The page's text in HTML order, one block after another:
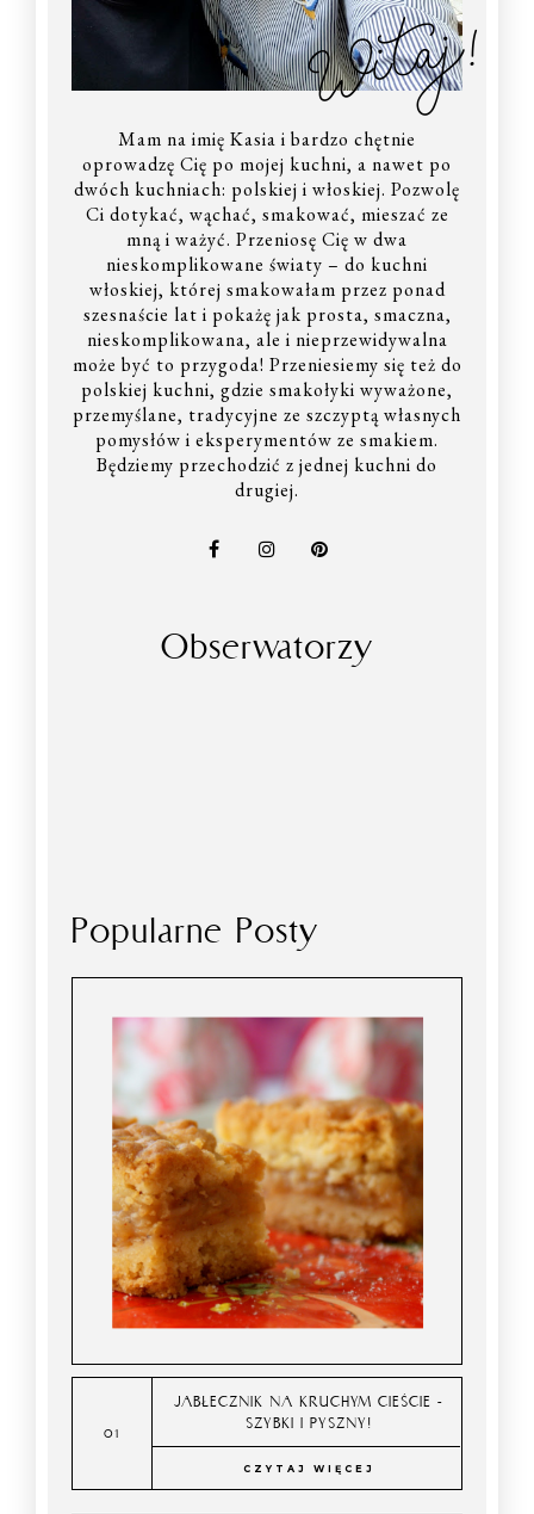
Witaj!
Mam na imię Kasia i bardzo chętnie
oprowadzę Cię po mojej kuchni, a nawet po
dwóch kuchniach: polskiej i włoskiej. Pozwolę
Ci dotykać, wąchać, smakować, mieszać ze
mną i ważyć. Przeniosę Cię w dwa
nieskomplikowane światy – do kuchni
włoskiej, której smakowałam przez ponad
szesnaście lat i pokażę jak prosta, smaczna,
nieskomplikowana, ale i nieprzewidywalna
może być to przygoda! Przeniesiemy się też do
polskiej kuchni, gdzie smakołyki wyważone,
przemyślane, tradycyjne ze szczyptą własnych
pomysłów i eksperymentów ze smakiem.
Będziemy przechodzić z jednej kuchni do
drugiej.
Obserwatorzy
Popularne Posty
JABŁECZNIK NA KRUCHYM CIEŚCIE -
SZYBKI I PYSZNY!
CZYTAJ WIĘCEJ